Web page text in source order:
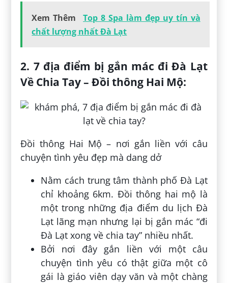
Xem Thêm
Top 8 Spa làm đẹp uy tín và
chất lượng nhất Đà Lạt
2. 7 địa điểm bị gắn mác đi Đà Lạt
Về Chia Tay – Đồi thông Hai Mộ:
Đồi thông Hai Mộ – nơi gắn liền với câu
chuyện tình yêu đẹp mà dang dở
Nằm cách trung tâm thành phố Đà Lạt
chỉ khoảng 6km. Đồi thông hai mộ là
một trong những địa điểm du lịch Đà
Lạt lãng mạn nhưng lại bị gắn mác “đi
Đà Lạt xong về chia tay” nhiều nhất.
Bởi nơi đây gắn liền với một câu
chuyện tình yêu có thật giữa một cô
gái là giáo viên dạy văn và một chàng